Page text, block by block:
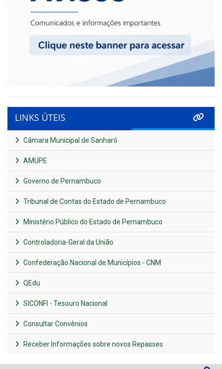
LINKS ÚTEIS
Câmara Municipal de Sanharó
AMUPE
Governo de Pernambuco
Tribunal de Contas do Estado de Pernambuco
Ministério Público do Estado de Pernambuco
Controladoria-Geral da União
Confederação Nacional de Municípios - CNM
QEdu
SICONFI - Tesouro Nacional
Consultar Convênios
Receber Informações sobre novos Repasses